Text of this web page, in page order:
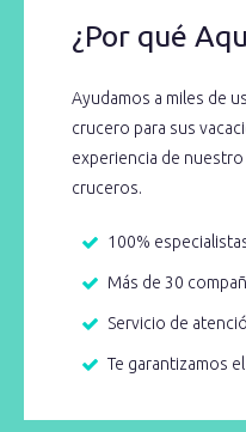
¿Por qué
Ayudamos a miles de
crucero para sus
experiencia de
cruceros.
100%
Más de 30
Servicio de
Te garantizamos